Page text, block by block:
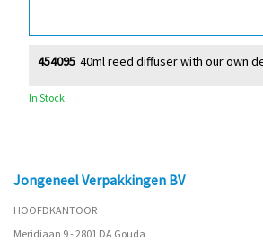
40ml reed diffuser with our own
454095
In Stock
Jongeneel Verpakkingen BV
HOOFDKANTOOR
Meridiaan 9 - 2801 DA Gouda